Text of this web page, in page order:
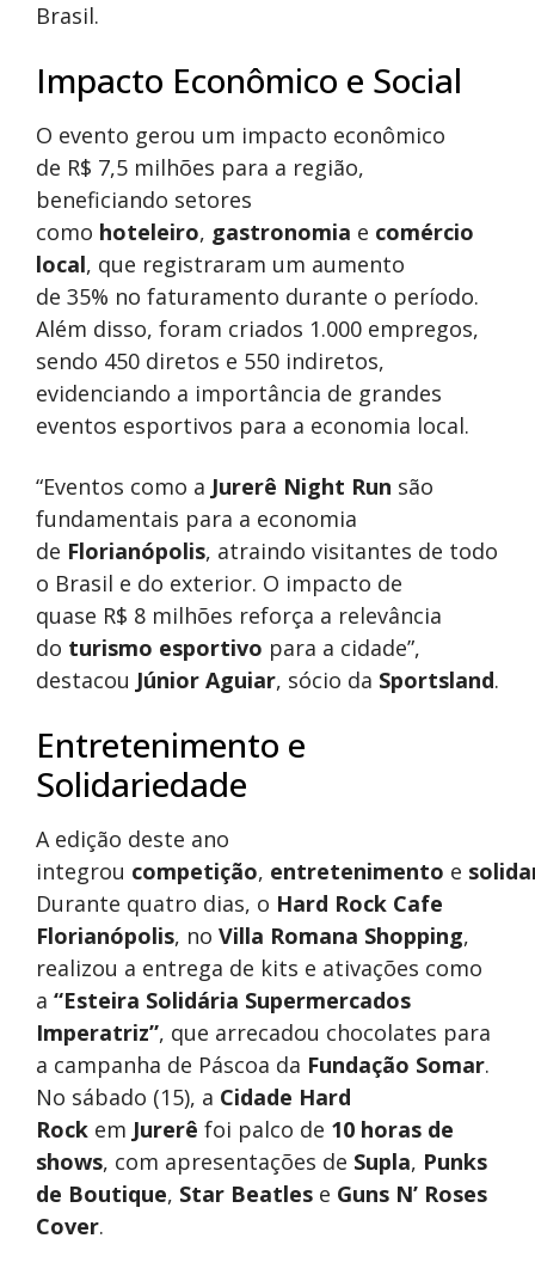
Brasil.
Impacto Econômico e Social
O evento gerou um impacto econômico
de R$ 7,5 milhões para a região,
beneficiando setores
como hoteleiro, gastronomia e comércio
local, que registraram um aumento
de 35% no faturamento durante o período.
Além disso, foram criados 1.000 empregos,
sendo 450 diretos e 550 indiretos,
evidenciando a importância de grandes
eventos esportivos para a economia local.
“Eventos como a Jurerê Night Run são
fundamentais para a economia
de Florianópolis, atraindo visitantes de todo
o Brasil e do exterior. O impacto de
quase R$ 8 milhões reforça a relevância
do turismo esportivo para a cidade”,
destacou Júnior Aguiar, sócio da Sportsland.
Entretenimento e
Solidariedade
A edição deste ano
integrou competição, entretenimento e
Durante quatro dias, o Hard Rock Cafe
Florianópolis, no Villa Romana Shopping,
realizou a entrega de kits e ativações como
a “Esteira Solidária Supermercados
Imperatriz”, que arrecadou chocolates para
a campanha de Páscoa da Fundação Somar.
No sábado (15), a Cidade Hard
Rock em Jurerê foi palco de 10 horas de
shows, com apresentações de Supla, Punks
de Boutique, Star Beatles e Guns N’ Roses
Cover.